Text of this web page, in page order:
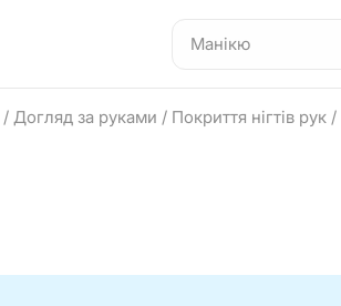
/ Догляд за руками / Покриття нігтів рук /